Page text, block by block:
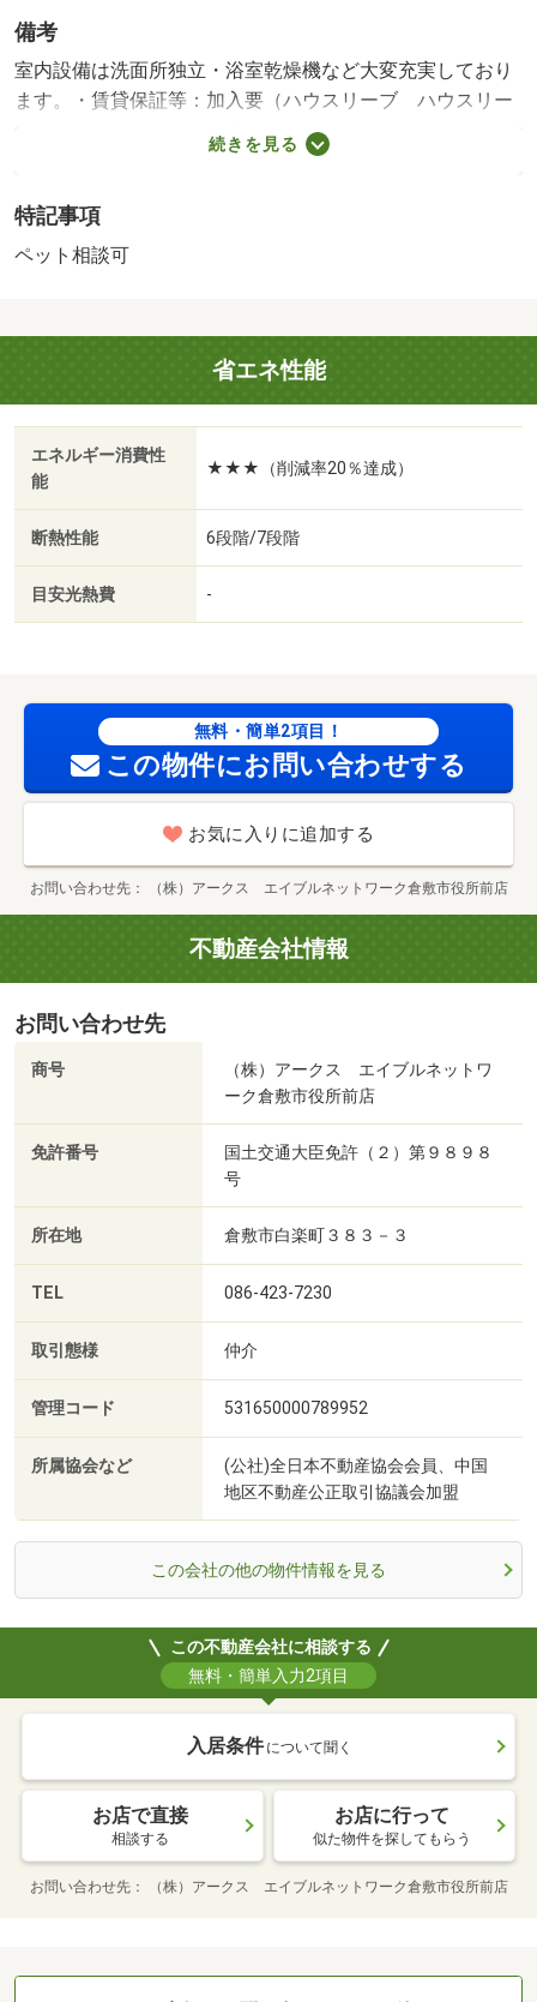
備考
室内設備は洗面所独立・浴室乾燥機など大変充実しており
ます。・賃貸保証等：加入要（ハウスリーブ ハウスリー
ブ株式会社 契約時保証委託料：２．２万／月額保証委託
料：賃料総額の２．２％又は５．５％ ※ペット可は２．
知らない人が来た時でも玄関を開けずに顔を確認できるＴ
Ｖインターホンが付いております。室内設備は浴室乾燥
ト費 3300円
続きを見る
特記事項
ペット相談可
省エネ性能
エネルギー消費性
能
★★★（削減率20％達成）
断熱性能 6段階/7段階
目安光熱費 -
無料・簡単2項目！
この物件にお問い合わせする
お気に入りに追加する
お問い合わせ先 （株）アークス エイブルネットワーク倉敷市役所前店
不動産会社情報
お問い合わせ先
商号
（株）アークス エイブルネットワ
ーク倉敷市役所前店
免許番号
国土交通大臣免許（２）第９８９８
号
所在地 倉敷市白楽町３８３－３
TEL 086-423-7230
取引態様 仲介
管理コード 531650000789952
所属協会など
(公社)全日本不動産協会会員、中国
地区不動産公正取引協議会加盟
この会社の他の物件情報を見る
この不動産会社に相談する
無料・簡単入力2項目
入居条件 について聞く
お店で直接
相談する
お店に行って
似た物件を探してもらう
お問い合わせ先 （株）アークス エイブルネットワーク倉敷市役所前店